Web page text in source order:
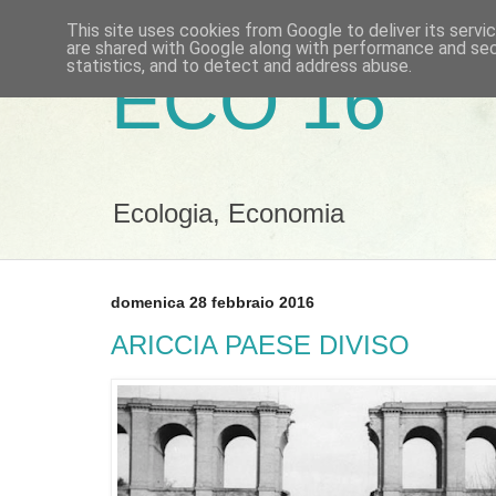
ECO 16
Ecologia, Economia
domenica 28 febbraio 2016
ARICCIA PAESE DIVISO
This site uses cookies from Google to deliver its
are shared with Google along with performance and
statistics, and to detect and address abuse.